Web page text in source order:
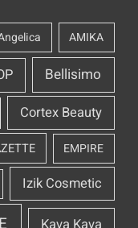
AMIKA
Bellisimo
Cortex Beauty
EMPIRE
Izik Cosmetic